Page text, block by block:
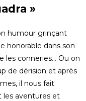
»
humour grinçant
honorable dans son
les conneries… Ou on
de dérision et après
il nous fait
les aventures et